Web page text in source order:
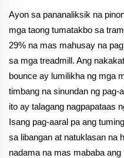
Ayon sa pananaliksik na
mga taong tumatakbo sa
29% na mas mahusay na
sa mga treadmill. Ang
bounce ay lumilikha ng mga
timbang na sinundan ng pag-
ito ay talagang nagpapataas
Isang pag-aaral pa ang
sa libangan at natuklasan na
nadama na mas mababa